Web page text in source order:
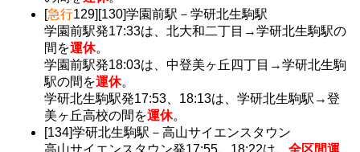
[急行129][130]学園前駅－学研北生駒駅
学園前駅発17:33は、北大和二丁目→学研北生駒駅の
間を運休。
学園前駅発18:03は、中登美ヶ丘四丁目→学研北生駒
駅の間を運休。
学研北生駒駅発17:53、18:13は、学研北生駒駅→登
美ヶ丘高校の間を運休。
[134]学研北生駒駅－高山サイエンスタウン